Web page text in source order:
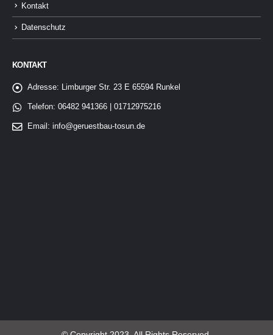
Kontakt
Datenschutz
KONTAKT
Adresse: Limburger Str. 23 E 65594 Runkel
Telefon: 06482 941366 | 01712975216
Email: info@geruestbau-tosun.de